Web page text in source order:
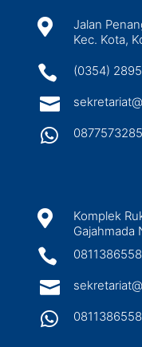

Jalan
Kec. Kota,
 (0354)



Komplek
Gajahmada


